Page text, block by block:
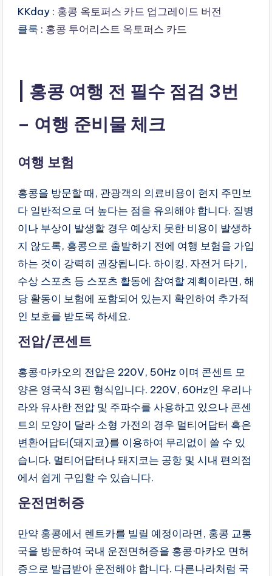
KKday : 홍콩 옥토퍼스 카드 업그레이드 버전
클룩 : 홍콩 투어리스트 옥토퍼스 카드
홍콩 여행 전 필수 점검 3번
– 여행 준비물 체크
여행 보험
홍콩을 방문할 때, 관광객의 의료비용이 현지 주민보
다 일반적으로 더 높다는 점을 유의해야 합니다. 질병
이나 부상이 발생할 경우 예상치 못한 비용이 발생하
지 않도록, 홍콩으로 출발하기 전에 여행 보험을 가입
하는 것이 강력히 권장됩니다. 하이킹, 자전거 타기,
수상 스포츠 등 스포츠 활동에 참여할 계획이라면, 해
당 활동이 보험에 포함되어 있는지 확인하여 추가적
인 보호를 받도록 하세요.
전압/콘센트
홍콩·마카오의 전압은 220V, 50Hz 이며 콘센트 모
양은 영국식 3핀 형식입니다. 220V, 60Hz인 우리나
라와 유사한 전압 및 주파수를 사용하고 있으나 콘센
트의 모양이 달라 소형 가전의 경우 멀티어답터 혹은
변환어답터(돼지코)를 이용하여 무리없이 쓸 수 있
습니다. 멀티어답터나 돼지코는 공항 및 시내 편의점
에서 쉽게 구입할 수 있습니다.
운전면허증
만약 홍콩에서 렌트카를 빌릴 예정이라면, 홍콩 교통
국을 방문하여 국내 운전면허증을 홍콩·마카오 면허
증으로 발급받아 운전해야 합니다. 다른나라처럼 국